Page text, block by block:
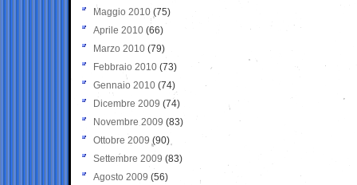
Maggio 2010 (75)
Aprile 2010 (66)
Marzo 2010 (79)
Febbraio 2010 (73)
Gennaio 2010 (74)
Dicembre 2009 (74)
Novembre 2009 (83)
Ottobre 2009 (90)
Settembre 2009 (83)
Agosto 2009 (56)